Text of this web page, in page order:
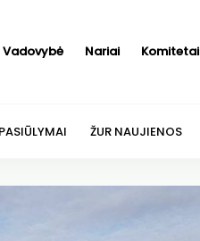
Vadovybė Nariai Komitetai
ŽUR NAUJIENOS